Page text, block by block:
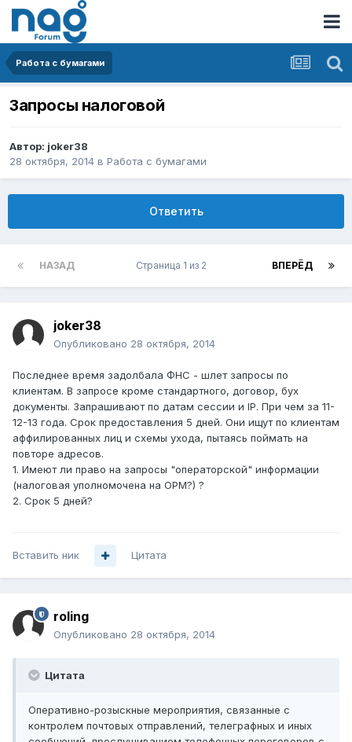
Работа с бумагами
Запросы налоговой
Автор: joker38
28 октября, 2014 в Работа с бумагами
Ответить
НАЗАД ВПЕРЁД
Страница 1 из 2
joker38
Опубликовано 28 октября, 2014
Последнее время задолбала ФНС - шлет запросы по
клиентам. В запросе кроме стандартного, договор, бух
документы. Запрашивают по датам сессии и IP. При чем за 11-
12-13 года. Срок предоставления 5 дней. Они ищут по клиентам
аффилированных лиц и схемы ухода, пытаясь поймать на
повторе адресов.
1. Имеют ли право на запросы "операторской" информации
(налоговая уполномочена на ОРМ?) ?
2. Срок 5 дней?
Вставить ник Цитата
roling
Опубликовано 28 октября, 2014
Цитата
Оперативно-розыскные мероприятия, связанные с
контролем почтовых отправлений, телеграфных и иных